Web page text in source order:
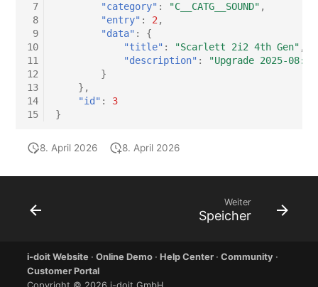
7
8
9
10
11
12
13
14
15
"category" : "C__CATG__SOUND" ,
"entry" : 2,
"data" :
{
"title" : "Scarlett 2i2 4th Gen" ,
"description" :
"Upgrade 2025-08:
}
},
"id" :
3
}
8. April 2026 8. April 2026
Weiter
Speicher
i-doit Website ·Online Demo · Help Center ·Community ·
Customer Portal